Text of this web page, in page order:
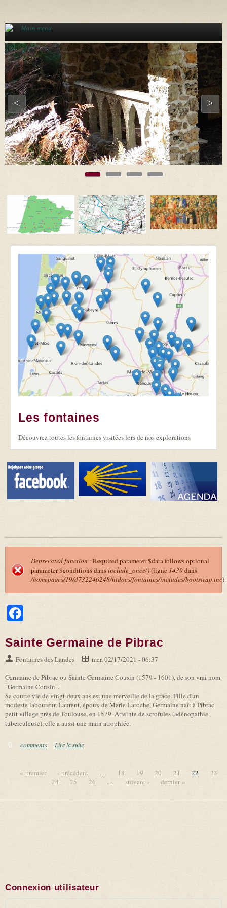
Main menu
< >
Les fontaines
Découvrez toutes les fontaines visitées lors de nos explorations
Message d'erreur
Deprecated function : Required parameter $data follows optional
parameter $conditions dansinclude_once()(ligne 1439dans
/homepages/19/d732246248/htdocs/fontaines/includes/bootstrap.inc).
Sainte Germaine de Pibrac
Fontaines des Landes
mer, 02/17/2021 - 06:37
Germaine de Pibrac ou Sainte Germaine Cousin (1579 - 1601), de son vrai nom
"Germaine Cousin".
Sa courte vie de vingt-deux ans est une merveille de la grâce. Fille d'un
modeste laboureur, Laurent, époux de Marie Laroche, Germaine naît à Pibrac
petit village près de Toulouse, en 1579. Atteinte de scrofules (adénopathie
tuberculeuse), elle a aussi une main atrophiée.
0 comments Lire la suite
« premier ‹ précédent … 18 19 20 21 22
23
24
25 26 … suivant › dernier »
Connexion utilisateur